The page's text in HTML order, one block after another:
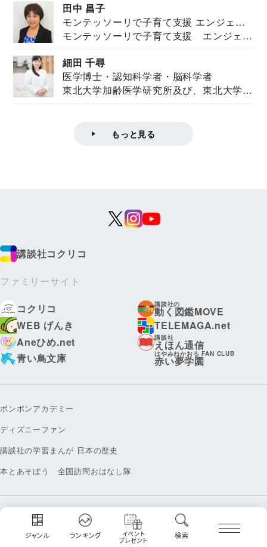
ジャンル ランキング イベント
プレゼント
検索
田中 昌子
モンテッソーリで子育て支援 エンジェル
ズハウス研究所所長
モンテッソーリで子育て支援 エンジェル
細田 千尋
医学博士・認知科学者・脳科学者
東北大学加齢医学研究所及び、東北大学大
もっと見る
講談社コクリコ
ファミリーサイト
コクリコ
講談社の
動く図鑑MOVE
WEB げんき
TELEMAGA.net
Aneひめ.net
講談社
えほん通信
青い鳥文庫
はやみねかおる FAN CLUB
赤い夢学園
ボンボンアカデミー
ディズニーファン
講談社の学習まんが 日本の歴史
本とあそぼう 全国訪問おはなし隊
お問い合わせ
利用規約
広告掲載について
プライバシーポリシー
特定商取引法に基づく表記
取材・掲載の指針